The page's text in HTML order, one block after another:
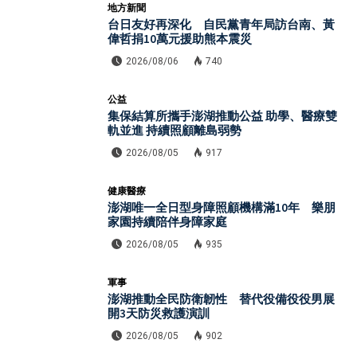
地方新聞
台日友好再深化 自民黨青年局訪台南、黃
偉哲捐10萬元援助熊本震災
2026/08/06 740
公益
集保結算所攜手澎湖推動公益 助學、醫療雙
軌並進 持續照顧離島弱勢
2026/08/05 917
健康醫療
澎湖唯一全日型身障照顧機構滿10年 樂朋
家園持續陪伴身障家庭
2026/08/05 935
軍事
澎湖推動全民防衛韌性 替代役備役役男展
開3天防災救護演訓
2026/08/05 902